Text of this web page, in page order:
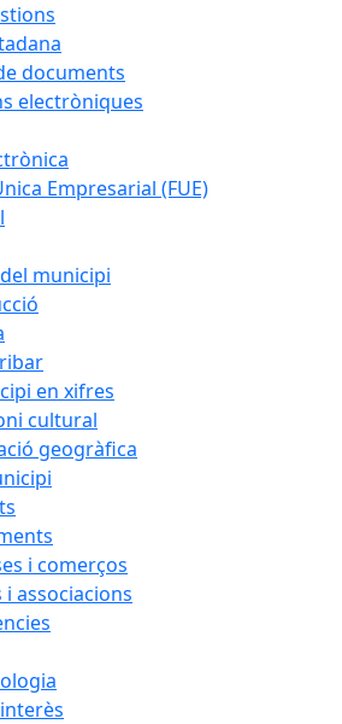
documents
electròniques
Empresarial (FUE)
municipi
en xifres
cultural
geogràfica
i comerços
i associacions